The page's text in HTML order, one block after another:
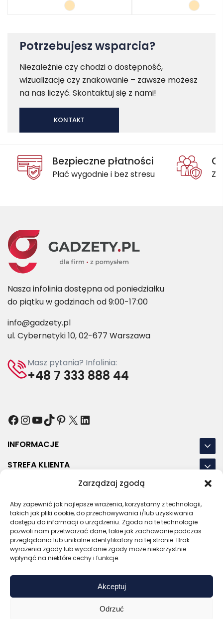
Zarządzaj zgodą
Aby zapewnić jak najlepsze wrażenia, korzystamy z technologii,
takich jak pliki cookie, do przechowywania i/lub uzyskiwania
dostępu do informacji o urządzeniu. Zgoda na te technologie
pozwoli nam przetwarzać dane, takie jak zachowanie podczas
przeglądania lub unikalne identyfikatory na tej stronie. Brak
wyrażenia zgody lub wycofanie zgody może niekorzystnie
wpłynąć na niektóre cechy i funkcje.
Akceptuj
Odrzuć
Potrzebujesz wsparcia?
Niezależnie czy chodzi o dostępność,
wizualizację czy znakowanie – zawsze możesz
na nas liczyć. Skontaktuj się z nami!
KONTAKT
Bezpieczne płatności
Płać wygodnie i bez stresu
Nasza infolinia dostępna od poniedziałku
do piątku w godzinach od 9:00-17:00
info@gadzety.pl
ul. Cybernetyki 10, 02-677 Warszawa
Masz pytania? Infolinia:
+48 7 333 888 44
Facebook
Instagram
YouTube
TikTok
Pinterest
X LinkedIn
INFORMACJE
STREFA KLIENTA
NASZE LOKALIZACJE
OSTATNIE POSTY
RODOREGULAMINPOLITYKA PRYWATNOŚCI
Certyfikat SSL
Zaufany sprzedawca
Sprawdź opinie